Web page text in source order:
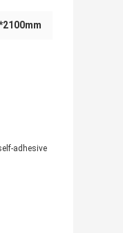
adhesive